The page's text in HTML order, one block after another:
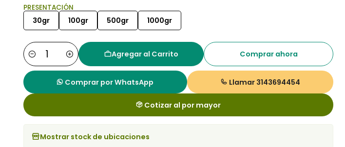
PRESENTACIÓN
30gr 100gr 500gr 1000gr
Cantidad
Agregar al Carrito Comprar ahora
Comprar por WhatsApp Llamar 3143694454
Cotizar al por mayor
Mostrar stock de ubicaciones